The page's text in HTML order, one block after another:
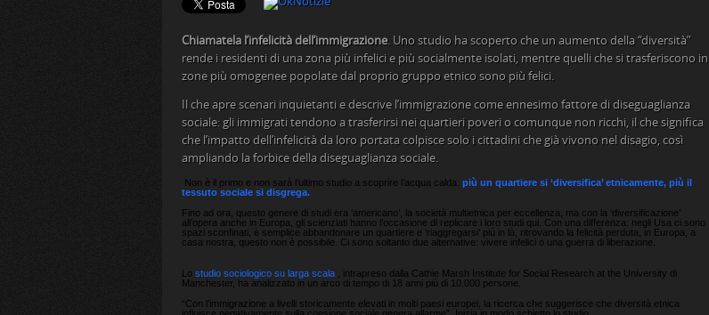
Chiamatela l’infelicità dell’immigrazione. Uno studio ha scoperto che un aumento della “diversità”
rende i residenti di una zona più infelici e più socialmente isolati, mentre quelli che si trasferiscono in
zone più omogenee popolate dal proprio gruppo etnico sono più felici.
Il che apre scenari inquietanti e descrive l’immigrazione come ennesimo fattore di diseguaglianza
sociale: gli immigrati tendono a trasferirsi nei quartieri poveri o comunque non ricchi, il che significa
che l’impatto dell’infelicità da loro portata colpisce solo i cittadini che già vivono nel disagio, così
ampliando la forbice della diseguaglianza sociale.
Non è il primo e non sarà l’ultimo studio a scoprire l’acqua calda: più un quartiere si ‘diversifica’ etnicamente, più il
tessuto sociale si disgrega.
Fino ad ora, questo genere di studi era ‘americano’, la società multietnica per eccellenza, ma con la ‘diversificazione’
all’opera anche in Europa, gli scienziati hanno l’occasione di replicare i loro studi qui. Con una differenza: negli Usa ci sono
spazi sconfinati, è semplice abbandonare un quartiere e ‘riaggregarsi’ più in là, ritrovando la felicità perduta, in Europa, a
casa nostra, questo non è possibile. Ci sono soltanto due alternative: vivere infelici o una guerra di liberazione.
Lo studio sociologico su larga scala , intrapreso dalla Cathie Marsh Institute for Social Research at the University di
Manchester, ha analizzato in un arco di tempo di 18 anni più di 10.000 persone.
“Con l’immigrazione a livelli storicamente elevati in molti paesi europei, la ricerca che suggerisce che diversità etnica